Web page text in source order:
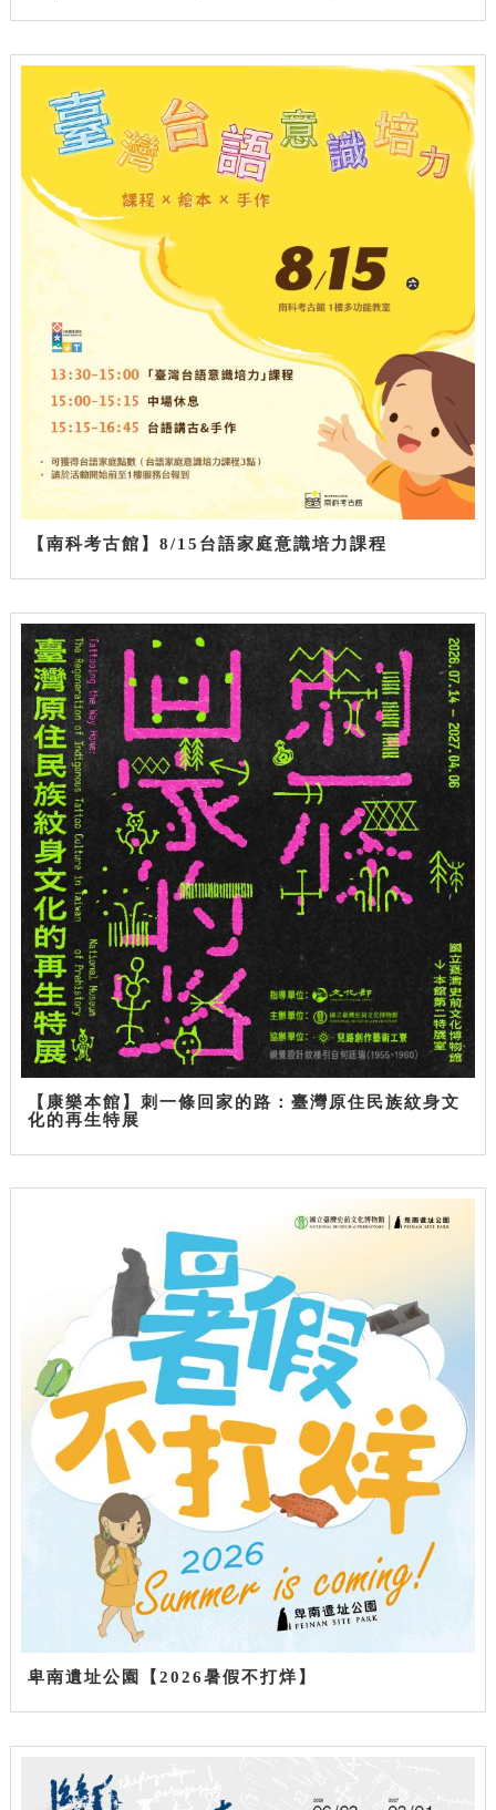
【南科考古館】8/15台語家庭意識培力課程
【康樂本館】刺一條回家的路：臺灣原住民族紋身文
化的再生特展
卑南遺址公園【2026暑假不打烊】